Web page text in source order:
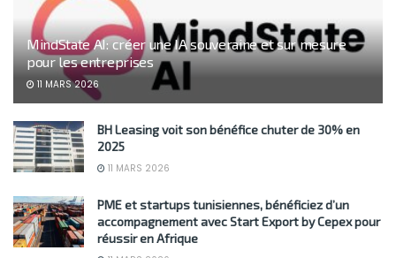
MindState AI: créer une IA souveraine et sur mesure
pour les entreprises
11 MARS 2026
BH Leasing voit son bénéfice chuter de 30% en
2025
11 MARS 2026
PME et startups tunisiennes, bénéficiez d’un
accompagnement avec Start Export by Cepex pour
réussir en Afrique